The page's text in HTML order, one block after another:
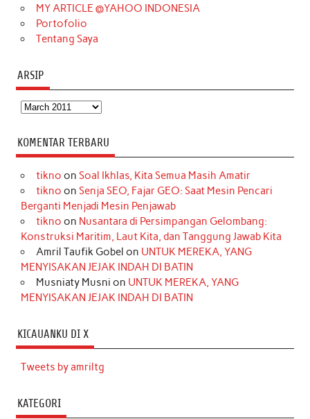
MY ARTICLE @YAHOO INDONESIA
Portofolio
Tentang Saya
ARSIP
Arsip
KOMENTAR TERBARU
tikno on Soal Ikhlas, Kita Semua Masih Amatir
tikno on Senja SEO, Fajar GEO: Saat Mesin Pencari
Berganti Menjadi Mesin Penjawab
tikno on Nusantara di Persimpangan Gelombang:
Konstruksi Maritim, Laut Kita, dan Tanggung Jawab Kita
Amril Taufik Gobel on UNTUK MEREKA, YANG
MENYISAKAN JEJAK INDAH DI BATIN
Musniaty Musni on UNTUK MEREKA, YANG
MENYISAKAN JEJAK INDAH DI BATIN
KICAUANKU DI X
Tweets by amriltg
KATEGORI